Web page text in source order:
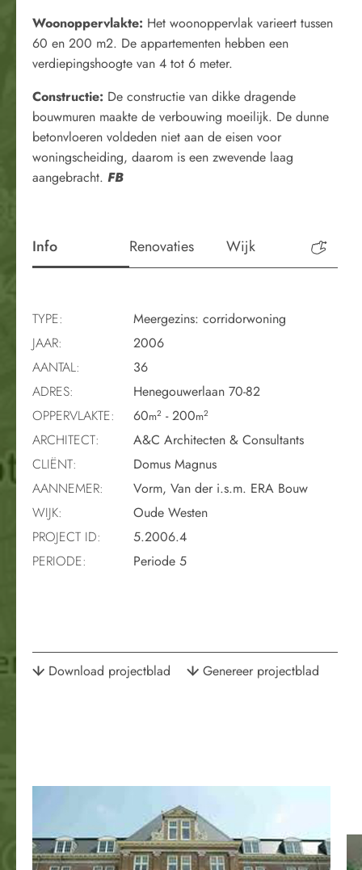
Woonoppervlakte: Het woonoppervlak varieert tussen
60 en 200 m2. De appartementen hebben een
verdiepingshoogte van 4 tot 6 meter.
Constructie: De constructie van dikke dragende
bouwmuren maakte de verbouwing moeilijk. De dunne
betonvloeren voldeden niet aan de eisen voor
woningscheiding, daarom is een zwevende laag
aangebracht. FB
Info Renovaties Wijk
TYPE:
Meergezins: corridorwoning
JAAR:
2006
AANTAL:
36
ADRES:
Henegouwerlaan 70-82
OPPERVLAKTE:
60m2 - 200m2
ARCHITECT:
A&C Architecten & Consultants
CLIËNT:
Domus Magnus
AANNEMER:
Vorm, Van der i.s.m. ERA Bouw
WIJK:
Oude Westen
PROJECT ID:
5.2006.4
PERIODE:
Periode 5
Download projectblad Genereer projectblad